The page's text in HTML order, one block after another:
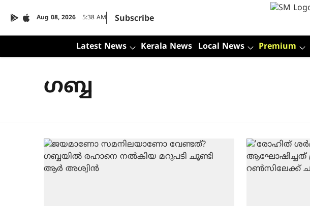
Aug 08, 2026 5:38 AM Subscribe
Latest News Kerala News Local News Premium
ഗബ്ബ